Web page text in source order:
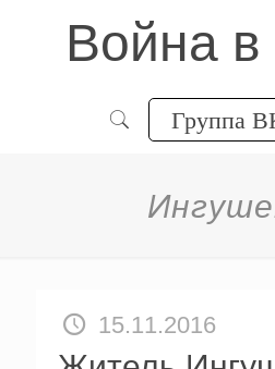
Война в
Группа
15.11.2016